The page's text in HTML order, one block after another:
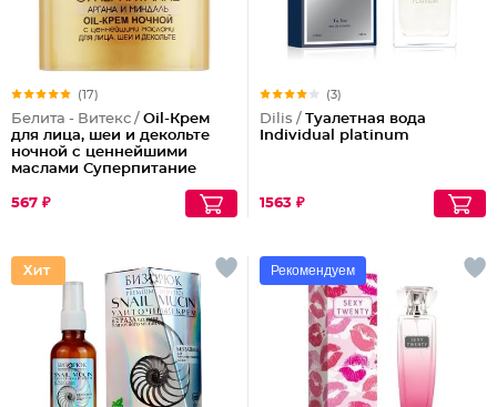
(17)
Белита - Витекс / Oil-Крем
для лица, шеи и декольте
ночной с ценнейшими
маслами Суперпитание
567 ₽
(3)
Dilis / Туалетная вода
Individual platinum
1563 ₽
Рекомендуем